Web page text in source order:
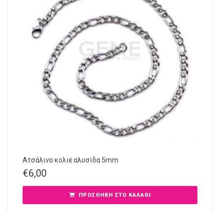
Ατσάλινο κολιέ αλυσίδα 5mm
€6,00
ΠΡΟΣΘΉΚΗ ΣΤΟ ΚΑΛΆΘΙ